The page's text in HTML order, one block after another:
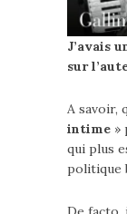
J’avais
sur
A savoir,
intime »
qui plus
politique